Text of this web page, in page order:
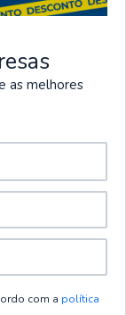
SLIM
as melhores
com a política